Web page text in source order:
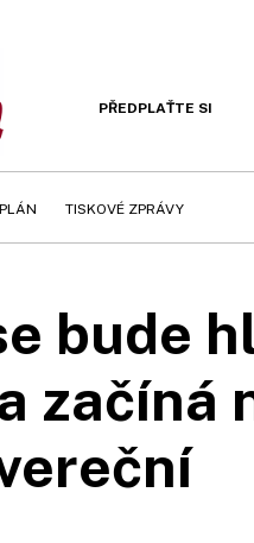
PŘEDPLAŤTE SI
TISKOVÉ ZPRÁVY
bude
začíná